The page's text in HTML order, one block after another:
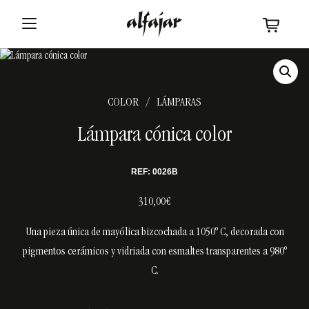
COLOR / LÁMPARAS
Lámpara cónica color
REF: 0026B
310,00€
Una pieza única de mayólica bizcochada a 1050º C, decorada con
pigmentos cerámicos y vidriada con esmaltes transparentes a 980º
C.